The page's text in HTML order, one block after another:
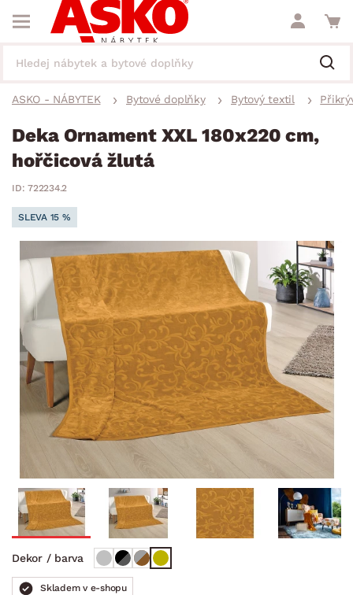
ASKO - NÁBYTEK Bytové doplňky Bytový textil
Deka Ornament XXL 180x220 cm,
hořčicová žlutá
ID: 722234.2
SLEVA 15 %
Dekor / barva
Skladem v e-shopu